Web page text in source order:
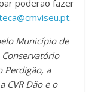
poderão fazer
.
Município de
Conservatório
Perdigão, a
CVR Dão e o